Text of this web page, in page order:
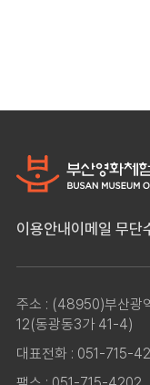
이용안내 이메일 무단
주소 : (48950)부산광
12(동광동3가 41-4)
대표전화 : 051-715-